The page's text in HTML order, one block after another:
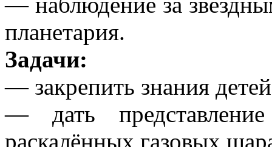
планетария.
Задачи:
— закрепить знания
— дать
раскалённых газовых